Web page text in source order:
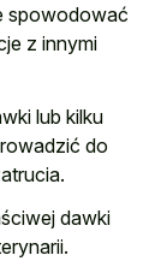
spowodować
z innymi
lub kilku
do
dawki